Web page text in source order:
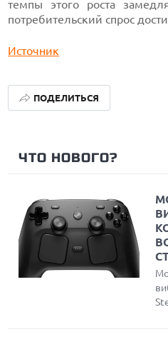
темпы этого роста
потребительский спрос
Источник
ПОДЕЛИТЬСЯ
ЧТО НОВОГО?